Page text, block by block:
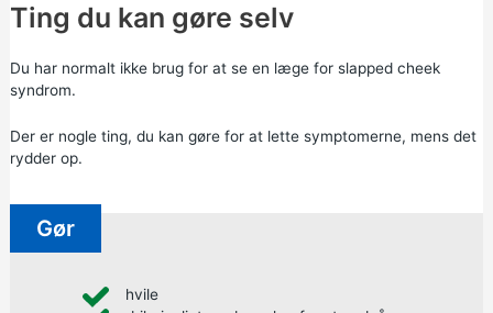
Ting du kan gøre selv
Du har normalt ikke brug for at se en læge for slapped cheek
syndrom.
Der er nogle ting, du kan gøre for at lette symptomerne, mens det
rydder op.
Gør
hvile